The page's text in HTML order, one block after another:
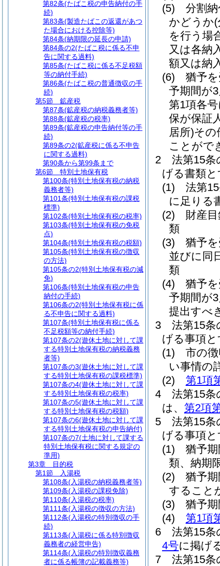
(5)
分割
かどうか
を行う場
又は各納
額又は納
(6)
猶予
予期間が
第1項各
保が保証
居所)その
ことがで
2
法第15
げる書類
(1)
法第
に足りる
(2)
財産
類
(3)
猶予
並びに同
類
(4)
猶予
予期間が
提出すべ
3
法第15
げる事項
(1)
市の
い事情の
(2)
第1項
4
法第15条
は、 第2項
5
法第15
げる事項
(1)
猶予
類、納期
(2)
猶予
すること
(3)
猶予
(4)
第1項
6
法第15
4号に掲げ
7
法第15条
第82条(たばこ税の申告納付の手
続)
第83条(製造たばこの返還があつ
た場合における控除等)
第84条(納期限の延長の申請)
第84条の2(たばこ税に係る不申
告に関する過料)
第85条(たばこ税に係る不足税額
等の納付手続)
第86条(たばこ税の普通徴収の手
続)
第5節
鉱産税
第87条(鉱産税の納税義務者等)
第88条(鉱産税の税率)
第89条(鉱産税の申告納付等の手
続)
第89条の2(鉱産税に係る不申告
に関する過料)
第90条から第99条まで
第6節
特別土地保有税
第100条(特別土地保有税の納税
義務者等)
第101条(特別土地保有税の課税
標準)
第102条(特別土地保有税の税率)
第103条(特別土地保有税の免税
点)
第104条(特別土地保有税の税額)
第105条(特別土地保有税の徴収
の方法)
第105条の2(特別土地保有税の減
免)
第106条(特別土地保有税の申告
納付の手続)
第106条の2(特別土地保有税に係
る不申告に関する過料)
第107条(特別土地保有税に係る
不足税額等の納付手続)
第107条の2(遊休土地に対して課
する特別土地保有税の納税義務
者等)
第107条の3(遊休土地に対して課
する特別土地保有税の課税標準)
第107条の4(遊休土地に対して課
する特別土地保有税の税率)
第107条の5(遊休土地に対して課
する特別土地保有税の税額)
第107条の6(遊休土地に対して課
する特別土地保有税の申告納付)
第107条の7(土地に対して課する
特別土地保有税に関する規定の
準用)
第3章
目的税
第1節
入湯税
第108条(入湯税の納税義務者等)
第109条(入湯税の課税免除)
第110条(入湯税の税率)
第111条(入湯税の徴収の方法)
第112条(入湯税の特別徴収の手
続)
第113条(入湯税に係る特別徴収
義務者の経営申告)
第114条(入湯税の特別徴収義務
者に係る帳簿の記載義務等)